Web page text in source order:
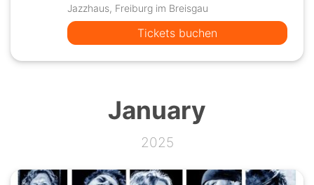
Jazzhaus, Freiburg im Breisgau
Tickets buchen
January
2025